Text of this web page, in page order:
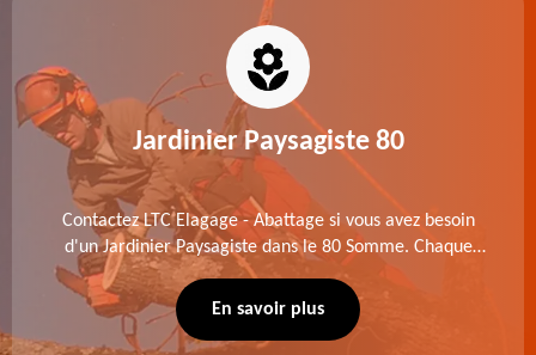
Jardinier Paysagiste 80
Contactez LTC Elagage - Abattage si vous avez besoin
d'un Jardinier Paysagiste dans le 80 Somme. Chaque
intervention est exécutée selon les normes en vigueur.
Découvrez un extérieur exceptionnel grâce à notre
En savoir plus